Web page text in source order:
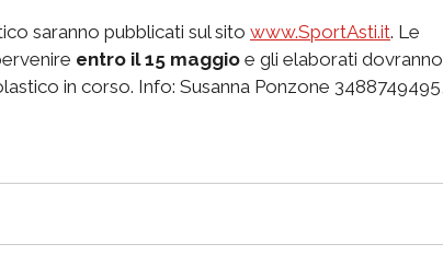
saranno pubblicati sul sito www.SportAsti.it. Le
entro il 15 maggio e gli elaborati dovranno
in corso. Info: Susanna Ponzone 3488749495,